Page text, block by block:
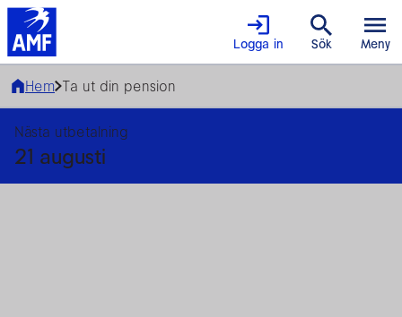
Logga in Sök Meny
Hem Ta ut din pension
Nästa utbetalning
21 augusti